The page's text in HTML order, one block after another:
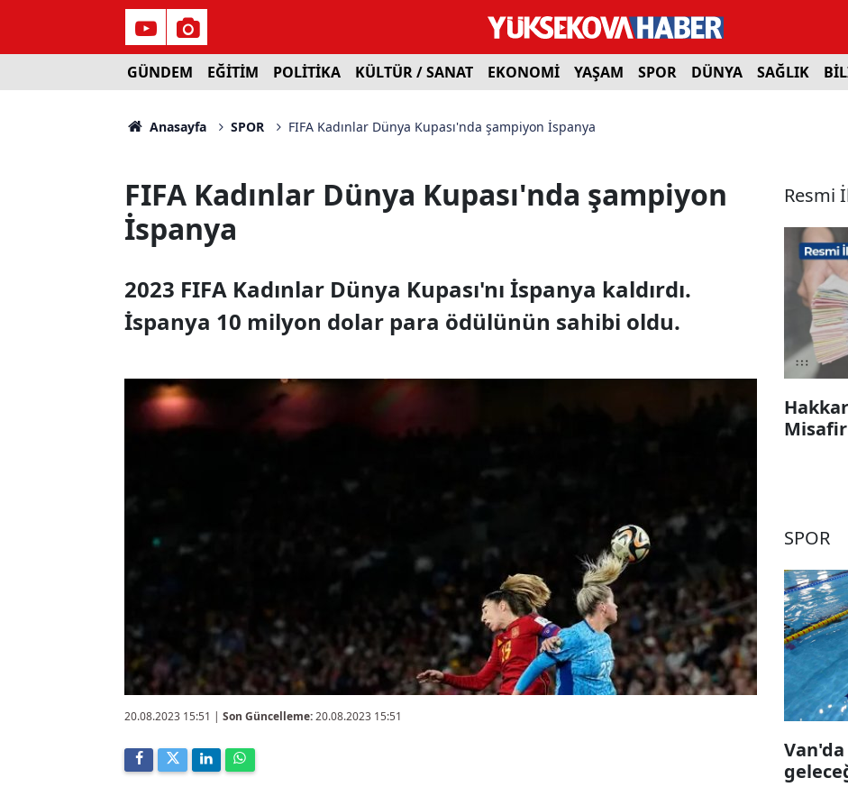
GÜNDEM EĞİTİM POLİTİKA KÜLTÜR / SANAT EKONOMİ YAŞAM SPOR DÜNYA SAĞLIK
Anasayfa SPOR FIFA Kadınlar Dünya Kupası'nda şampiyon İspanya
FIFA Kadınlar Dünya Kupası'nda şampiyon
İspanya
2023 FIFA Kadınlar Dünya Kupası'nı İspanya kaldırdı.
İspanya 10 milyon dolar para ödülünün sahibi oldu.
20.08.2023 15:51 | Son Güncelleme:20.08.2023 15:51
Resmi
SPOR